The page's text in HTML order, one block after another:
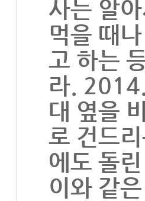
사는 알
먹을 때
고 하는
라.
대 옆을
로 건드
에도 돌
이와 같